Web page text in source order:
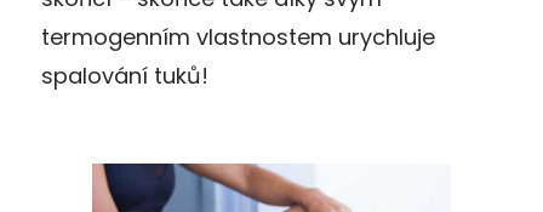
termogenním vlastnostem urychluje
spalování tuků!